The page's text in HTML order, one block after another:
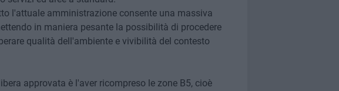
l'attuale amministrazione consente una massiva
in maniera pesante la possibilità di procedere
qualità dell'ambiente e vivibilità del contesto
approvata è l'aver ricompreso le zone B5, cioè